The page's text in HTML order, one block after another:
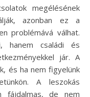
megélésének
azonban ez a
problémává válhat.
hanem családi és
jár. A
és ha nem figyelünk
A leszokás
fájdalmas, de nem